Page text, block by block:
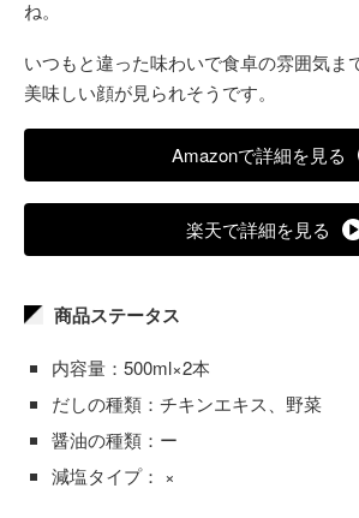
ね。
いつもと違った味わいで食卓の雰囲気ま
美味しい顔が見られそうです。
Amazonで詳細を見る
楽天で詳細を見る
商品ステータス
内容量：500ml×2本
だしの種類：チキンエキス、野菜
醤油の種類：ー
減塩タイプ： ×